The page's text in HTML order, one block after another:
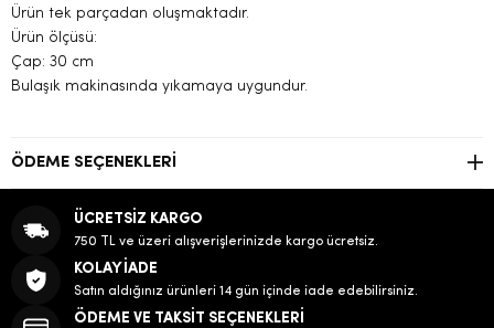
Ürün tek parçadan oluşmaktadır.
Ürün ölçüsü:
Çap: 30 cm
Bulaşık makinasında yıkamaya uygundur.
ÖDEME SEÇENEKLERI
ÜCRETSİZ KARGO
750 TL ve üzeri alışverişlerinizde kargo ücretsiz.
KOLAY İADE
Satın aldığınız ürünleri 14 gün içinde iade edebilirsiniz.
ÖDEME VE TAKSİT SEÇENEKLERİ